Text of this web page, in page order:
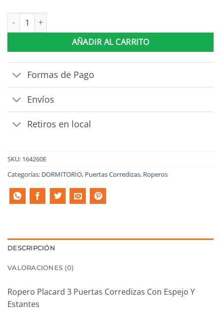
Ropero Placard 3 Puertas Corredizas Con Espejo Y Estantes
AÑADIR AL CARRITO
Formas de Pago
Envíos
Retiros en local
SKU: 164260E
Categorías: DORMITORIO, Puertas Corredizas, Roperos
DESCRIPCIÓN
VALORACIONES (0)
Ropero Placard 3 Puertas Corredizas Con Espejo Y
Estantes